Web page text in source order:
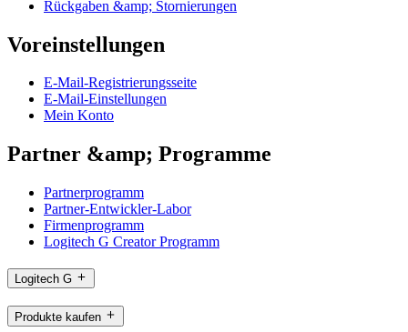
Rückgaben &amp; Stornierungen
Voreinstellungen
E-Mail-Registrierungsseite
E-Mail-Einstellungen
Mein Konto
Partner &amp; Programme
Partnerprogramm
Partner-Entwickler-Labor
Firmenprogramm
Logitech G Creator Programm
Logitech G
Produkte kaufen